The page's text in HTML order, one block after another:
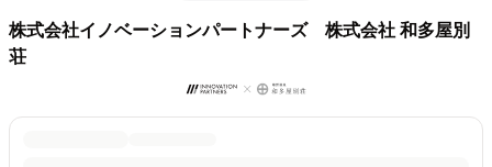
株式会社イノベーションパートナーズ 株式会社 和多屋別
荘